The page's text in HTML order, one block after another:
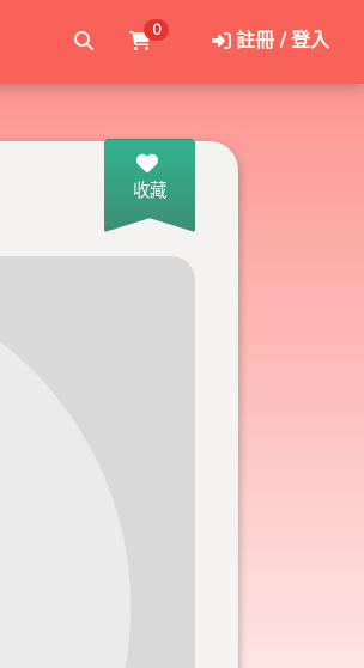
0 註冊 / 登入
收藏